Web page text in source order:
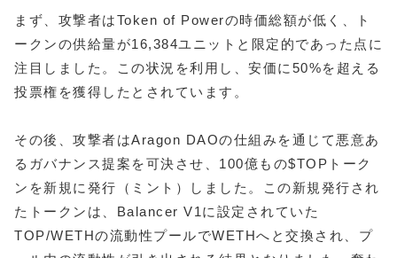
まず、攻撃者はToken of Powerの時価総額が低く、ト
ークンの供給量が16,384ユニットと限定的であった点に
注目しました。この状況を利用し、安価に50%を超える
投票権を獲得したとされています。
その後、攻撃者はAragon DAOの仕組みを通じて悪意あ
るガバナンス提案を可決させ、100億もの$TOPトーク
ンを新規に発行（ミント）しました。この新規発行され
たトークンは、Balancer V1に設定されていた
TOP/WETHの流動性プールでWETHへと交換され、プ